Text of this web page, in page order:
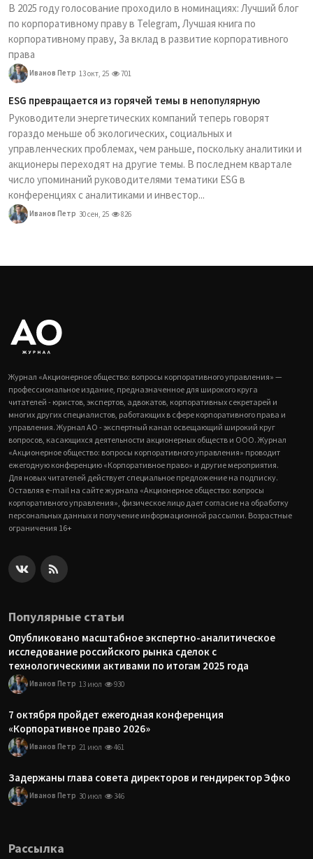
В 2025 году голосование проходило в номинациях: Лучший блог
по корпоративному праву в Telegram, Лучшая книга по
корпоративному праву, За вклад в развитие корпоративного
права
Иванов Петр 13 окт, 25 701
ESG превращается из горячей темы в непопулярную
Руководители энергетических компаний теперь говорят
гораздо меньше об экологических, социальных и
управленческих проблемах, чем раньше, поскольку аналитики и
акционеры переходят на другие темы. В последнем квартале
число упоминаний руководителями тематики ESG в
конференциях с аналитиками и инвестор...
Иванов Петр 30 сен, 25 826
Журнал «Акционерное общество: вопросы корпоративного управления» —
профессиональное издание, предназначенное для широкого круга
читателей - юристов, экспертов, адвокатов, корпоративных секретарей и
многих других специалистов, работающих в сфере корпоративного права и
управления. Журнал АО - экспертный канал освещающий широкий круг
вопросов, касающихся деятельности акционерных обществ и ООО. Журнал
«Акционерное общество: вопросы корпоративного управления» проводит
ежегодную конференцию «Корпоративное право» и другие мероприятия.
Для новых читателей действует специальное предложение на подписку.
Оставляя e-mail на сайте журнала «Акционерное общество: вопросы
корпоративного управления», физическое лицо дает согласие на обработку
персональных данных и получение информационной рассылки. Возрастные
ограничения 16+
Популярные статьи
Опубликовано масштабное экспертно-аналитическое
исследование российского рынка сделок с
технологическими активами по итогам 2025 года
Иванов Петр 13 июл 930
7 октября пройдет ежегодная конференция
«Корпоративное право 2026»
Иванов Петр 21 июл 461
Задержаны глава совета директоров и гендиректор Эфко
Иванов Петр 30 июл 346
Рассылка